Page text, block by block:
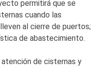
permitirá que se
cuando las
al cierre de puertos;
de abastecimiento.
atención de cisternas y